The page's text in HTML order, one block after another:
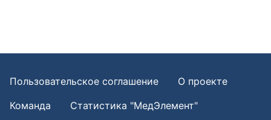
Пользовательское соглашение
О проекте
Команда
Статистика "МедЭлемент"